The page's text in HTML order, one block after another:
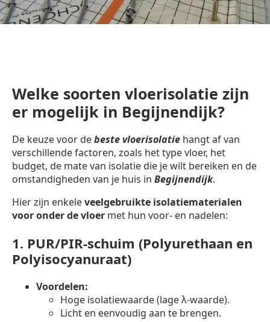
Welke soorten vloerisolatie zijn
er mogelijk in Begijnendijk?
De keuze voor debeste vloerisolatie hangt af van
verschillende factoren, zoals het type vloer, het
budget, de mate van isolatie die je wilt bereiken en de
omstandigheden van je huis in Begijnendijk.
Hier zijn enkeleveelgebruikte isolatiematerialen
voor onder de vloer met hun voor- en nadelen:
1. PUR/PIR-schuim (Polyurethaan en
Polyisocyanuraat)
Voordelen:
Hoge isolatiewaarde (lage λ-waarde).
Licht en eenvoudig aan te brengen.